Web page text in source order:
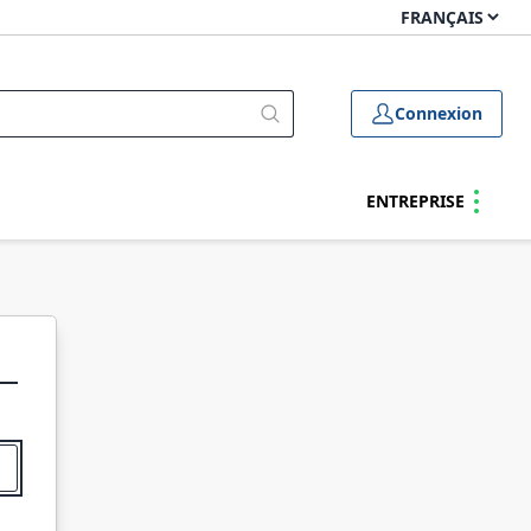
Connexion
ENTREPRISE